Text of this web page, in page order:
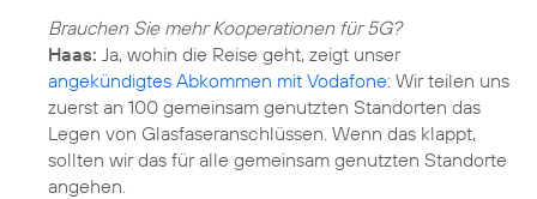
Brauchen Sie mehr Kooperationen für 5G?
Haas: Ja, wohin die Reise geht, zeigt unser
angekündigtes Abkommen mit Vodafone: Wir teilen uns
zuerst an 100 gemeinsam genutzten Standorten das
Legen von Glasfaseranschlüssen. Wenn das klappt,
sollten wir das für alle gemeinsam genutzten Standorte
angehen.